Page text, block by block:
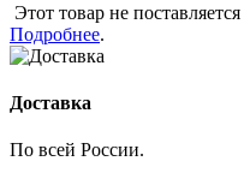
Этот товар не
Подробнее.
Доставка
По всей России.